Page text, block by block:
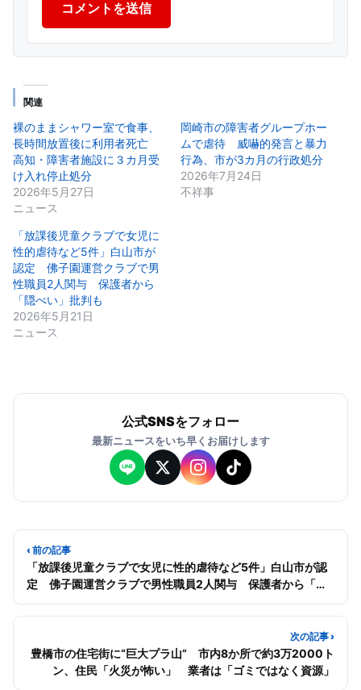
コメントを送信
関連
裸のままシャワー室で食事、
長時間放置後に利用者死亡
高知・障害者施設に３カ月受
け入れ停止処分
2026年5月27日
ニュース
岡崎市の障害者グループホー
ムで虐待 威嚇的発言と暴力
行為、市が3カ月の行政処分
2026年7月24日
不祥事
「放課後児童クラブで女児に
性的虐待など5件」白山市が
認定 佛子園運営クラブで男
性職員2人関与 保護者から
「隠ぺい」批判も
2026年5月21日
ニュース
公式SNSをフォロー
最新ニュースをいち早くお届けします
‹ 前の記事
「放課後児童クラブで女児に性的虐待など5件」白山市が認
定 佛子園運営クラブで男性職員2人関与 保護者から「隠
ぺい」批判も
次の記事 ›
豊橋市の住宅街に“巨大プラ山” 市内8か所で約3万2000ト
ン、住民「火災が怖い」 業者は「ゴミではなく資源」